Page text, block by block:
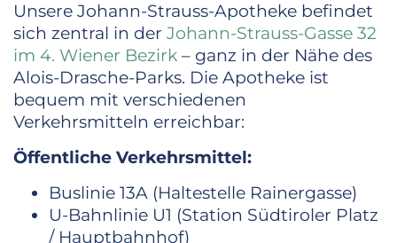
Unsere Johann-Strauss-Apotheke befindet
sich zentral in der Johann-Strauss-Gasse 32
im 4. Wiener Bezirk – ganz in der Nähe des
Alois-Drasche-Parks. Die Apotheke ist
bequem mit verschiedenen
Verkehrsmitteln erreichbar:
Öffentliche Verkehrsmittel:
Buslinie 13A (Haltestelle Rainergasse)
U-Bahnlinie U1 (Station Südtiroler Platz
/ Hauptbahnhof)